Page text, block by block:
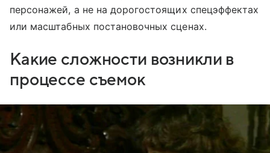
персонажей, а не на дорогостоящих спецэффектах
или масштабных постановочных сценах.
Какие сложности возникли в
процессе съемок